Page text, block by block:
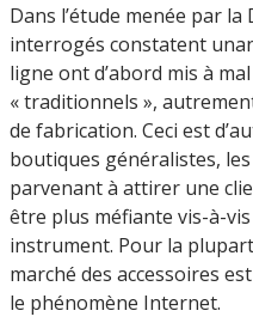
Dans l’étude menée par la
interrogés constatent
ligne ont d’abord mis à
« traditionnels »,
de fabrication. Ceci est
boutiques généralistes,
parvenant à attirer une
être plus méfiante vis-à-vis
instrument. Pour la
marché des accessoires
le phénomène Internet.